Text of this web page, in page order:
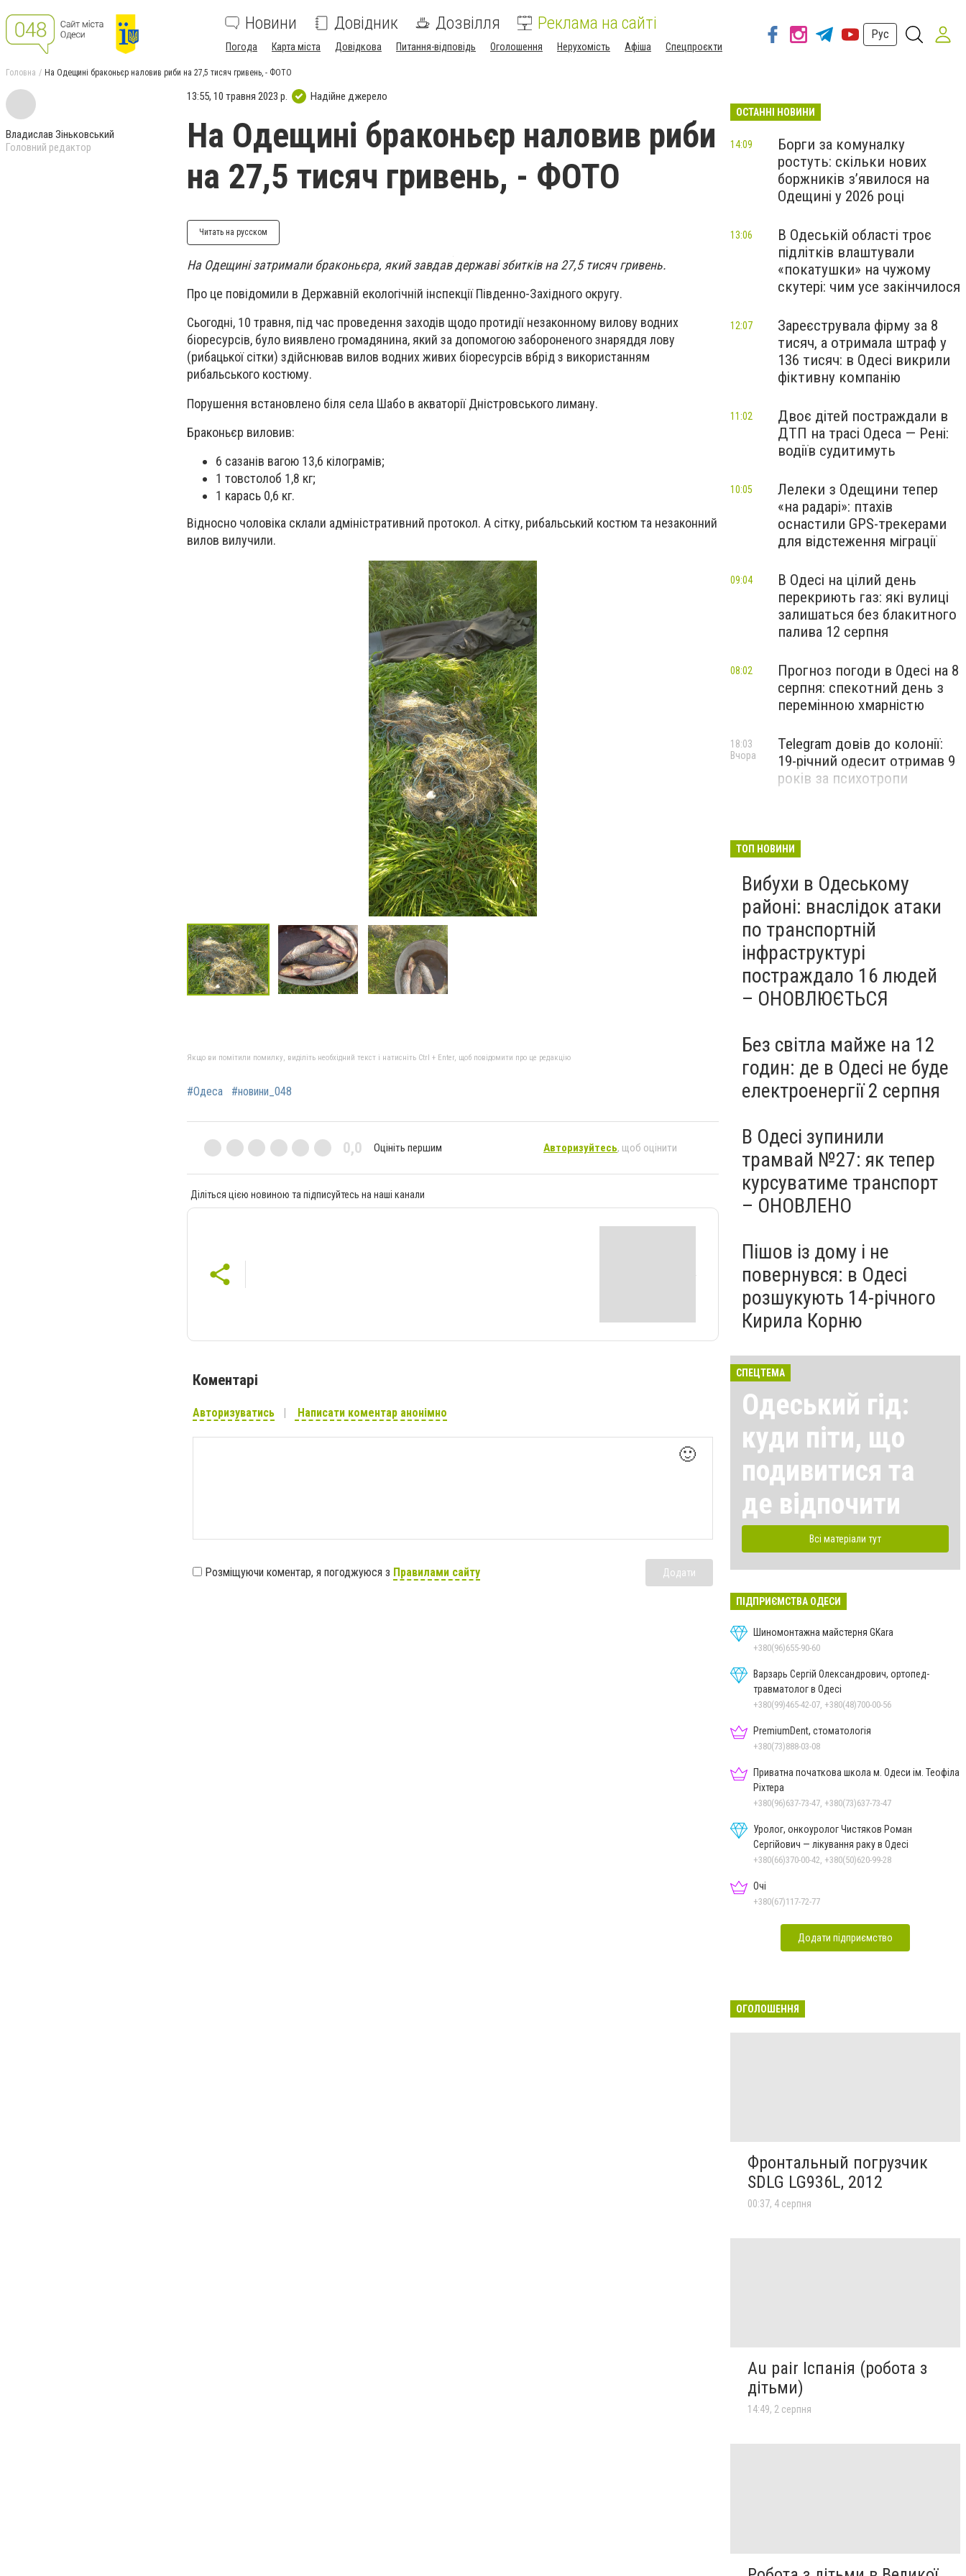
Новини Довідник Дозвілля Реклама на сайті
Погода Карта міста Довідкова Питання-відповідь Оголошення Нерухомість Афіша Спецпроєкти
Рус
Головна На Одещині браконьєр наловив риби на 27,5 тисяч гривень, - ФОТО
Владислав Зіньковський
Головний редактор
13:55, 10 травня 2023 р. Надійне джерело
На Одещині браконьєр наловив риби
на 27,5 тисяч гривень, - ФОТО
Читать на русском
На Одещині затримали браконьєра, який завдав державі збитків на 27,5 тисяч гривень.
Про це повідомили в Державній екологічній інспекції Південно-Західного округу.
Сьогодні, 10 травня, під час проведення заходів щодо протидії незаконному вилову водних
біоресурсів, було виявлено громадянина, який за допомогою забороненого знаряддя лову
(рибацької сітки) здійснював вилов водних живих біоресурсів вбрід з використанням
рибальського костюму.
Порушення встановлено біля села Шабо в акваторії Дністровського лиману.
Браконьєр виловив:
6 сазанів вагою 13,6 кілограмів;
1 товстолоб 1,8 кг;
1 карась 0,6 кг.
Відносно чоловіка склали адміністративний протокол. А сітку, рибальський костюм та незаконний
вилов вилучили.
Якщо ви помітили помилку, виділіть необхідний текст і натисніть Ctrl + Enter, щоб повідомити про це редакцію
#Одеса #новини_048
0,0 Оцініть першим Авторизуйтесь, щоб оцінити
Діліться цією новиною та підписуйтесь на наші канали
Коментарі
Авторизуватись Написати коментар анонімно
🙂
Розміщуючи коментар, я погоджуюся з Правилами сайту Додати
ОСТАННІ НОВИНИ
Борги за комуналку
ростуть: скільки нових
боржників з’явилося на
Одещині у 2026 році
14:09
В Одеській області троє
підлітків влаштували
«покатушки» на чужому
скутері: чим усе закінчилося
13:06
Зареєструвала фірму за 8
тисяч, а отримала штраф у
136 тисяч: в Одесі викрили
фіктивну компанію
12:07
Двоє дітей постраждали в
ДТП на трасі Одеса — Рені:
водіїв судитимуть
11:02
Лелеки з Одещини тепер
«на радарі»: птахів
оснастили GPS-трекерами
для відстеження міграції
10:05
В Одесі на цілий день
перекриють газ: які вулиці
залишаться без блакитного
палива 12 серпня
09:04
Прогноз погоди в Одесі на 8
серпня: спекотний день з
перемінною хмарністю
08:02
Telegram довів до колонії:
19-річний одесит отримав 9
років за психотропи
18:03
Вчора
ТОП НОВИНИ
Вибухи в Одеському
районі: внаслідок атаки
по транспортній
інфраструктурі
постраждало 16 людей
– ОНОВЛЮЄТЬСЯ
Без світла майже на 12
годин: де в Одесі не буде
електроенергії 2 серпня
В Одесі зупинили
трамвай №27: як тепер
курсуватиме транспорт
– ОНОВЛЕНО
Пішов із дому і не
повернувся: в Одесі
розшукують 14-річного
Кирила Корню
СПЕЦТЕМА
Одеський гід:
куди піти, що
подивитися та
де відпочити
Всі матеріали тут
ПІДПРИЄМСТВА ОДЕСИ
Шиномонтажна майстерня GKara
+380(96)655-90-60
Варзарь Сергій Олександрович, ортопед-
травматолог в Одесі
+380(99)465-42-07, +380(48)700-00-56
PremiumDent, стоматологія
+380(73)888-03-08
Приватна початкова школа м. Одеси ім. Теофіла
Ріхтера
+380(96)637-73-47, +380(73)637-73-47
Уролог, онкоуролог Чистяков Роман
Сергійович — лікування раку в Одесі
+380(66)370-00-42, +380(50)620-99-28
Очі
+380(67)117-72-77
Додати підприємство
ОГОЛОШЕННЯ
Фронтальный погрузчик
SDLG LG936L, 2012
00:37, 4 серпня
Au pair Іспанія (робота з
дітьми)
14:49, 2 серпня